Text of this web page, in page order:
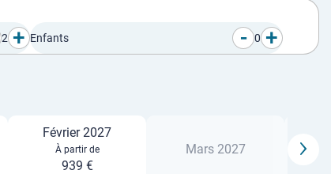
2 + Enfants - 0 +
Février 2027
À partir de
939 €
Mars 2027